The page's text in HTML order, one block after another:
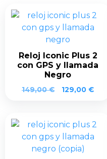
Reloj Iconic Plus 2
con GPS y llamada
Negro
149,00€
El
era:
149,00 €.
129,00 €El